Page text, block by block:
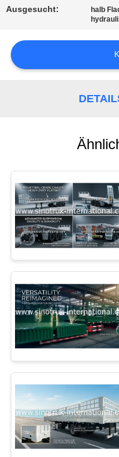
UM
EIN
ANGEBOT
Ausgesucht: halb